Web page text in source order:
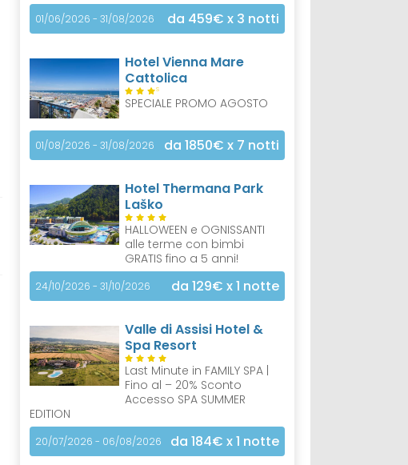
01/06/2026 - 31/08/2026 da 459€ x 3 notti
Hotel Vienna Mare
Cattolica
S
SPECIALE PROMO AGOSTO
01/08/2026 - 31/08/2026 da 1850€ x 7 notti
Hotel Thermana Park
Laško
HALLOWEEN e OGNISSANTI
alle terme con bimbi
GRATIS fino a 5 anni!
24/10/2026 - 31/10/2026 da 129€ x 1 notte
Valle di Assisi Hotel &
Spa Resort
Last Minute in FAMILY SPA |
Fino al – 20% Sconto
Accesso SPA SUMMER
EDITION
20/07/2026 - 06/08/2026 da 184€ x 1 notte